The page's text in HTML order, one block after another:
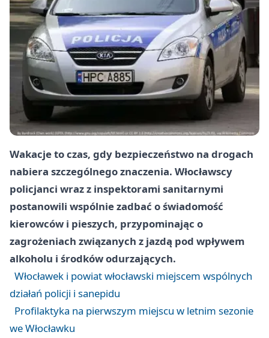
Wakacje to czas, gdy bezpieczeństwo na drogach
nabiera szczególnego znaczenia. Włocławscy
policjanci wraz z inspektorami sanitarnymi
postanowili wspólnie zadbać o świadomość
kierowców i pieszych, przypominając o
zagrożeniach związanych z jazdą pod wpływem
alkoholu i środków odurzających.
Włocławek i powiat włocławski miejscem wspólnych
działań policji i sanepidu
Profilaktyka na pierwszym miejscu w letnim sezonie
we Włocławku